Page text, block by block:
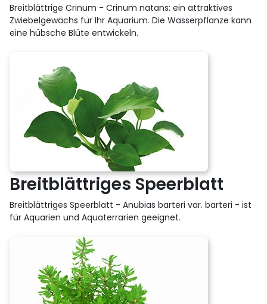
Breitblättrige Crinum - Crinum natans: ein attraktives
Zwiebelgewächs für Ihr Aquarium. Die Wasserpflanze kann
eine hübsche Blüte entwickeln.
Breitblättriges Speerblatt
Breitblättriges Speerblatt - Anubias barteri var. barteri - ist
für Aquarien und Aquaterrarien geeignet.